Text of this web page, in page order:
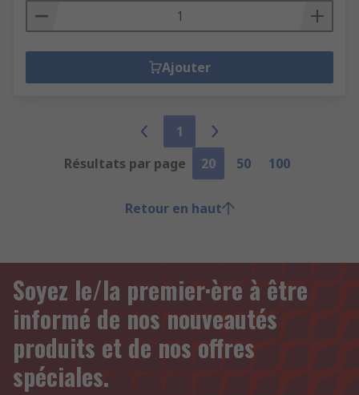
Ajouter
1
Résultats par page
20 50 100
Retour en haut
Soyez le/la premier·ère à être
informé de nos nouveautés
produits et de nos offres
spéciales.